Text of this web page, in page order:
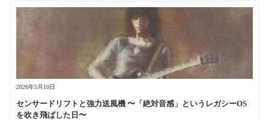
2026年5月10日
センサードリフトと強力送風機 〜「絶対音感」というレガシーOS
を吹き飛ばした日〜